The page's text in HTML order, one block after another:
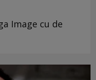
Image cu de